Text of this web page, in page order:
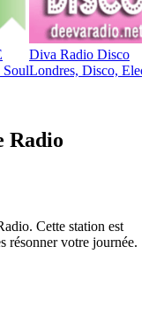
Soul
Diva Radio Disco
Londres, Disco,
Radio
Cette station est
résonner votre journée.